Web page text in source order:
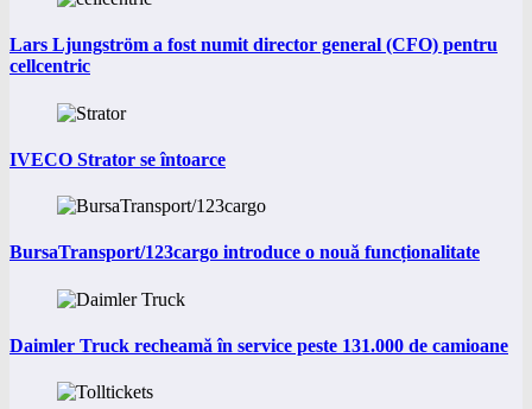
Lars Ljungström a fost numit director general (CFO) pentru
cellcentric
IVECO Strator se întoarce
BursaTransport/123cargo introduce o nouă funcționalitate
Daimler Truck recheamă în service peste 131.000 de camioane